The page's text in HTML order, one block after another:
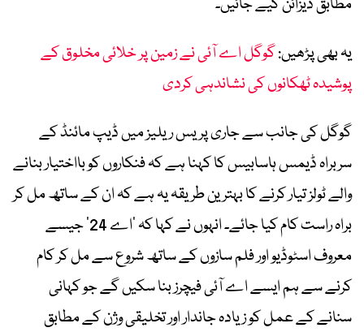
مطابق ڈیزائن کیے جائیں۔
یہ بھی پڑھیں:گوگل اے آئی نے زمین پر خلائی مخلوق کے
پوشیدہ ٹھکانوں کی نشاندہی کردی
گوگل کی جانب سے جاری پریس ریلیز میں ڈیپ مائنڈ کے
سربراہ ڈیمس ہاسابیس کا کہنا ہے کہ فنکاروں کو بااختیار بنانے
والے ٹولز تیار کرنے کا بہترین طریقہ یہ ہے کہ ان کے ساتھ مل کر
براہ راست کام کیا جائے۔ انہوں نے کہا کہ ‘اے 24’ جیسے
معروف اسٹوڈیو اور فلم سازوں کے ساتھ شروع سے مل کر کام
کرنے سے ہم ایسے اے آئی فیچرز بنا سکیں گے جو کہانی
سنانے کے عمل کو زیادہ جاندار اور تخلیقی وژن کے مطابق